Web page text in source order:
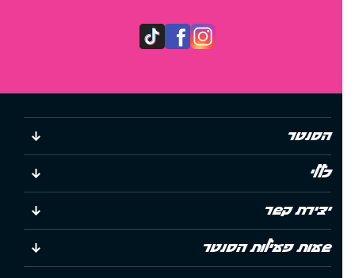
הסנטר
כללי
יצירת קשר
שעות פעילות הסנטר